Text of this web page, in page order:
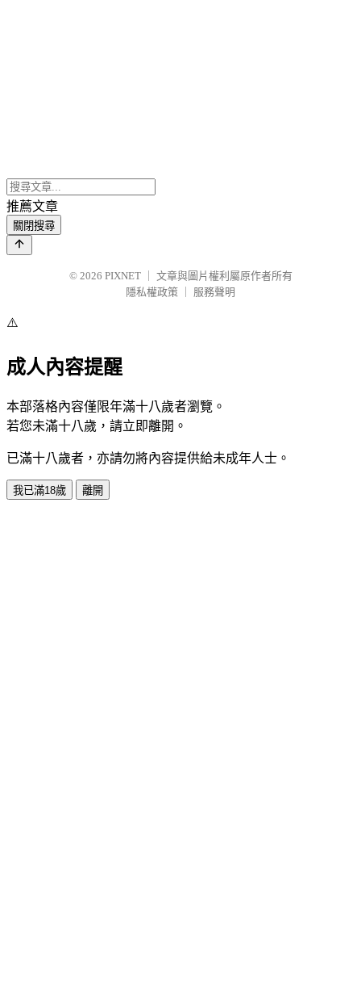
推薦文章
關閉搜尋
© 2026 PIXNET
文章與圖片權利屬原作者所有
隱私權政策
服務聲明
⚠️
成人內容提醒
本部落格內容僅限年滿十八歲者瀏覽。
若您未滿十八歲，請立即離開。
已滿十八歲者，亦請勿將內容提供給未成年人士。
我已滿18歲 離開